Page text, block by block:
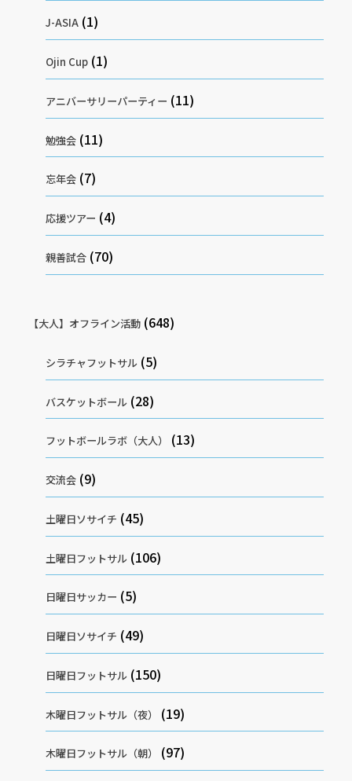
J-ASIA (1)
Ojin Cup (1)
アニバーサリーパーティー (11)
勉強会 (11)
忘年会 (7)
応援ツアー (4)
親善試合 (70)
【大人】オフライン活動(648)
シラチャフットサル (5)
バスケットボール (28)
フットボールラボ（大人） (13)
交流会 (9)
土曜日ソサイチ (45)
土曜日フットサル (106)
日曜日サッカー (5)
日曜日ソサイチ (49)
日曜日フットサル (150)
木曜日フットサル（夜） (19)
木曜日フットサル（朝） (97)